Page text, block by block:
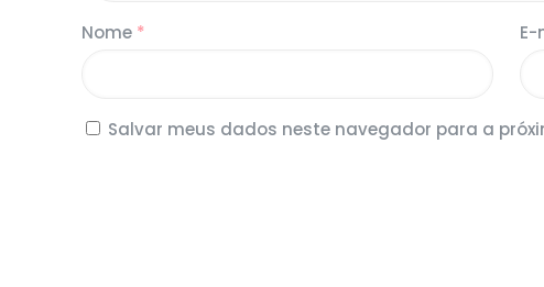
Nome * E-
Salvar meus dados neste navegador para a